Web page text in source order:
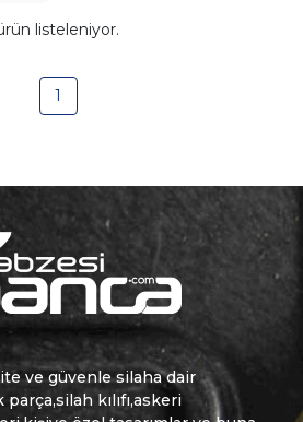
listeleniyor.
1
ve güvenle silaha dair
kılıfı,askeri